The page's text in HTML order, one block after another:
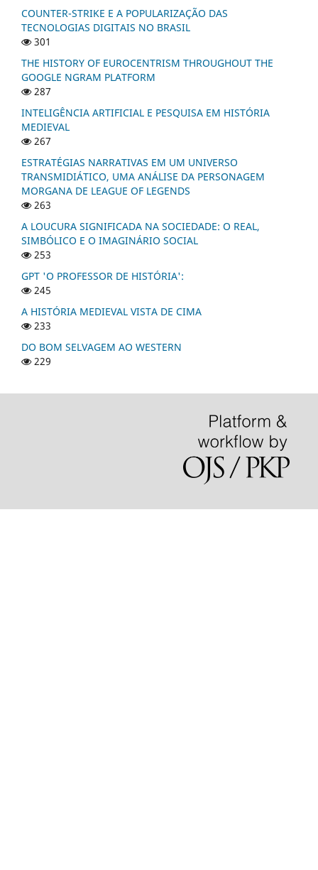
COUNTER-STRIKE E A POPULARIZAÇÃO DAS
TECNOLOGIAS DIGITAIS NO BRASIL
301
THE HISTORY OF EUROCENTRISM THROUGHOUT THE
GOOGLE NGRAM PLATFORM
287
INTELIGÊNCIA ARTIFICIAL E PESQUISA EM HISTÓRIA
MEDIEVAL
267
ESTRATÉGIAS NARRATIVAS EM UM UNIVERSO
TRANSMIDIÁTICO, UMA ANÁLISE DA PERSONAGEM
MORGANA DE LEAGUE OF LEGENDS
263
A LOUCURA SIGNIFICADA NA SOCIEDADE: O REAL,
SIMBÓLICO E O IMAGINÁRIO SOCIAL
253
GPT 'O PROFESSOR DE HISTÓRIA':
245
A HISTÓRIA MEDIEVAL VISTA DE CIMA
233
DO BOM SELVAGEM AO WESTERN
229